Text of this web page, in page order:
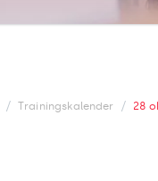
/ Trainingskalender / 28